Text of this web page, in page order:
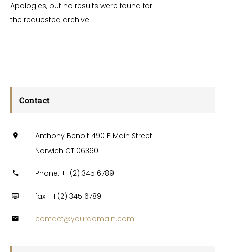
Apologies, but no results were found for
the requested archive.
Contact
Anthony Benoit 490 E Main Street
Norwich CT 06360
Phone: +1 (2) 345 6789
fax: +1 (2) 345 6789
contact@yourdomain.com